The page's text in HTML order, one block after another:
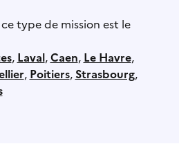
type de mission est le
, Laval,Caen, Le Havre,
, Poitiers, Strasbourg,